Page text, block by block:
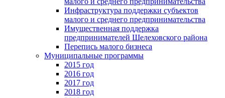
Инфраструктура поддержки субъектов
малого и среднего предпринимательства
Имущественная поддержка
предпринимателей Шелеховского района
Перепись малого бизнеса
Муниципальные программы
2015 год
2016 год
2017 год
2018 год